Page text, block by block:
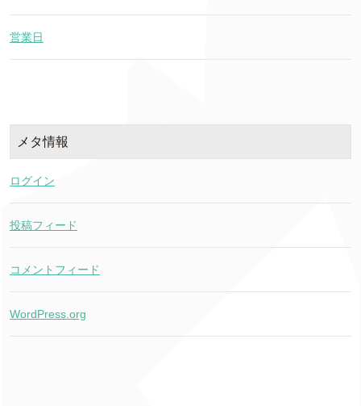
営業日
メタ情報
ログイン
投稿フィード
コメントフィード
WordPress.org